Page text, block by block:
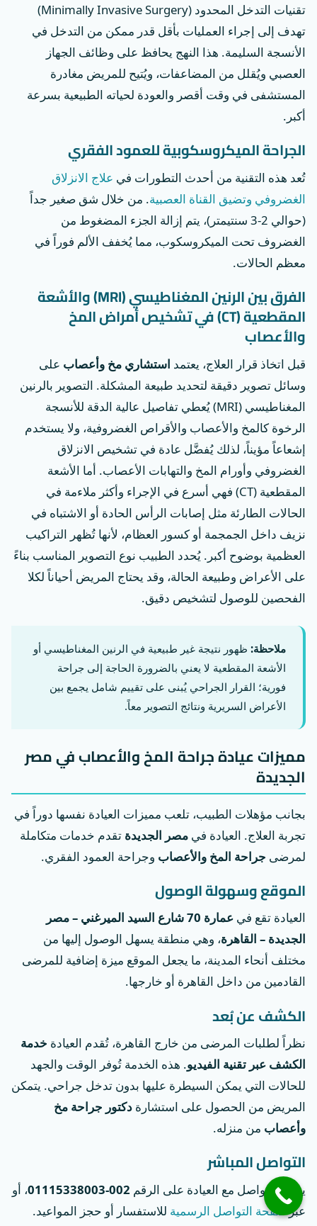
تقنيات التدخل المحدود (Minimally Invasive Surgery)
تهدف إلى إجراء العمليات بأقل قدر ممكن من التدخل في
الأنسجة السليمة. هذا النهج يحافظ على وظائف الجهاز
العصبي ويُقلل من المضاعفات، ويُتيح للمريض مغادرة
المستشفى في وقت أقصر والعودة لحياته الطبيعية بسرعة
أكبر.
الجراحة الميكروسكوبية للعمود الفقري
تُعد هذه التقنية من أحدث التطورات في علاج الانزلاق
الغضروفي وتضيق القناة العصبية. من خلال شق صغير جداً
(حوالي 2-3 سنتيمتر)، يتم إزالة الجزء المضغوط من
الغضروف تحت الميكروسكوب، مما يُخفف الألم فوراً في
معظم الحالات.
الفرق بين الرنين المغناطيسي (MRI) والأشعة
المقطعية (CT) في تشخيص أمراض المخ
والأعصاب
قبل اتخاذ قرار العلاج، يعتمد استشاري مخ وأعصاب على
وسائل تصوير دقيقة لتحديد طبيعة المشكلة. التصوير بالرنين
المغناطيسي (MRI) يُعطي تفاصيل عالية الدقة للأنسجة
الرخوة كالمخ والأعصاب والأقراص الغضروفية، ولا يستخدم
إشعاعاً مؤيناً، لذلك يُفضَّل عادة في تشخيص الانزلاق
الغضروفي وأورام المخ والتهابات الأعصاب. أما الأشعة
المقطعية (CT) فهي أسرع في الإجراء وأكثر ملاءمة في
الحالات الطارئة مثل إصابات الرأس الحادة أو الاشتباه في
نزيف داخل الجمجمة أو كسور العظام، لأنها تُظهر التراكيب
العظمية بوضوح أكبر. يُحدد الطبيب نوع التصوير المناسب بناءً
على الأعراض وطبيعة الحالة، وقد يحتاج المريض أحياناً لكلا
الفحصين للوصول لتشخيص دقيق.
ملاحظة: ظهور نتيجة غير طبيعية في الرنين المغناطيسي أو
الأشعة المقطعية لا يعني بالضرورة الحاجة إلى جراحة
فورية؛ القرار الجراحي يُبنى على تقييم شامل يجمع بين
الأعراض السريرية ونتائج التصوير معاً.
مميزات عيادة جراحة المخ والأعصاب في مصر
الجديدة
بجانب مؤهلات الطبيب، تلعب مميزات العيادة نفسها دوراً في
تجربة العلاج. العيادة في مصر الجديدة تقدم خدمات متكاملة
لمرضى جراحة المخ والأعصاب وجراحة العمود الفقري.
الموقع وسهولة الوصول
العيادة تقع في
عمارة 70 شارع السيد الميرغني – مصر
الجديدة – القاهرة، وهي منطقة يسهل الوصول إليها من
مختلف أنحاء المدينة، ما يجعل الموقع ميزة إضافية للمرضى
القادمين من داخل القاهرة أو خارجها.
الكشف عن بُعد
نظراً لطلبات المرضى من خارج القاهرة، تُقدم العيادة خدمة
الكشف عبر تقنية الفيديو. هذه الخدمة تُوفر الوقت والجهد
للحالات التي يمكن السيطرة عليها بدون تدخل جراحي. يتمكن
المريض من الحصول على استشارة دكتور جراحة مخ
وأعصاب من منزله.
التواصل المباشر
يمكن التواصل مع العيادة على الرقم 002-01115338003
، أو
عبرصفحة التواصل الرسمية للاستفسار أو حجز المواعيد.